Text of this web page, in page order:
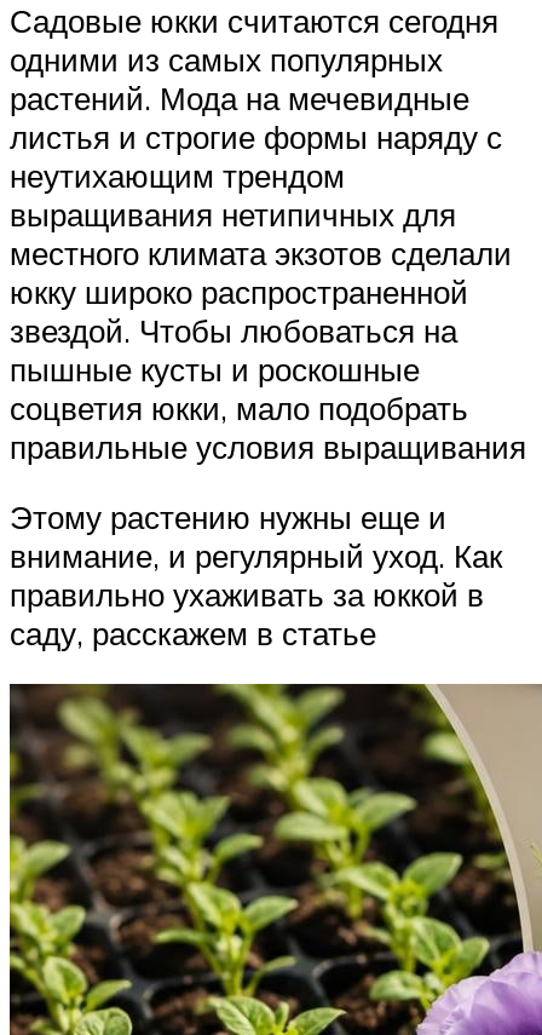
Садовые юкки считаются сегодня
одними из самых популярных
растений. Мода на мечевидные
листья и строгие формы наряду с
неутихающим трендом
выращивания нетипичных для
местного климата экзотов сделали
юкку широко распространенной
звездой. Чтобы любоваться на
пышные кусты и роскошные
соцветия юкки, мало подобрать
правильные условия выращивания
Этому растению нужны еще и
внимание, и регулярный уход. Как
правильно ухаживать за юккой в
саду, расскажем в статье